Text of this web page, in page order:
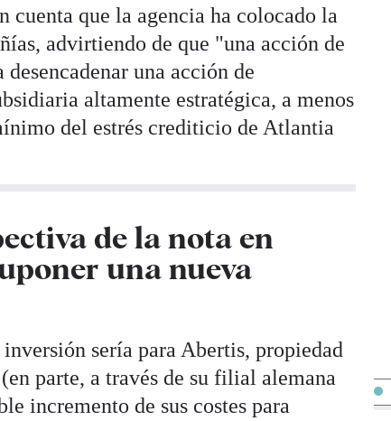
cuenta que la agencia ha colocado la
advirtiendo de que "una acción de
una acción de
altamente estratégica, a menos
del estrés crediticio de Atlantia
de la nota en
una nueva
sería para Abertis, propiedad
parte, a través de su filial alemana
incremento de sus costes para